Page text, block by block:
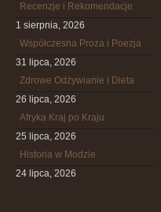
Recenzje i Rekomendacje
1 sierpnia, 2026
Współczesna Proza i Poezja
31 lipca, 2026
Zdrowe Odżywianie i Dieta
26 lipca, 2026
Afryka Kraj po Kraju
25 lipca, 2026
Historia w Modzie
24 lipca, 2026